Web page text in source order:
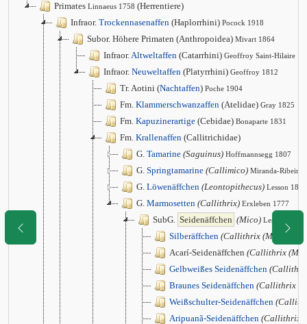
Primates Linnaeus 1758 (Herrentiere)
Infraor. Trockennasenaffen (Haplorrhini) Pocock 1918
Subor. Höhere Primaten (Anthropoidea) Mivart 1864
Infraor.Altweltaffen (Catarrhini) Geoffroy Saint-Hilaire
Infraor. Neuweltaffen (Platyrrhini) Geoffroy 1812
Tr. Aotini (Nachtaffen) Poche 1904
Fm. Klammerschwanzaffen (Atelidae) Gray 1825
Fm. Kapuzinerartige (Cebidae) Bonaparte 1831
Fm. Krallenaffen (Callitrichidae)
G. Tamarine (Saguinus) Hoffmannsegg 1807
G. Springtamarine (Callimico) Miranda-Ribeiro
G. Löwenäffchen (Leontopithecus) Lesson 1840
G. Marmosetten (Callithrix) Erxleben 1777
SubG. Seidenäffchen (Mico) Lesson 1840
Silberäffchen (Callithrix (Mico)
Acarí-Seidenäffchen (Callithrix
Gelbweißes Seidenäffchen
Braunes Seidenäffchen (Callithrix
Weißschulter-Seidenäffchen
Aripuanã-Seidenäffchen (Callithrix